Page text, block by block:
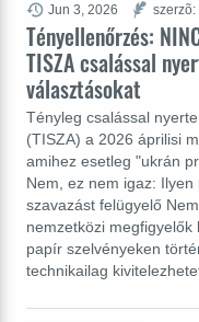
Tényellenőrzés:
TISZA csalással
választásokat
Tényleg csalással
(TISZA) a 2026 áprilisi
amihez esetleg "ukrán
Nem, ez nem igaz:
szavazást felügyelő
nemzetközi
papír szelvényeken
technikailag
Jun 3, 2026 szerzõ: